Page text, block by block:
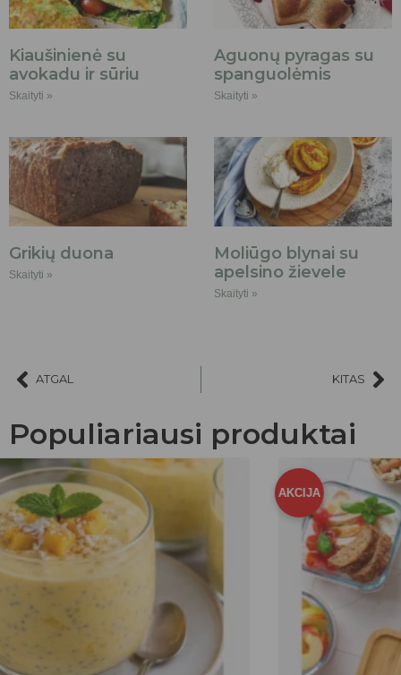
Kiaušinienė su
avokadu ir sūriu
Skaityti »
Aguonų pyragas su
spanguolėmis
Skaityti »
Grikių duona
Skaityti »
Moliūgo blynai su
apelsino žievele
Skaityti »
ATGAL KITAS
Populiariausi produktai
AKCIJA